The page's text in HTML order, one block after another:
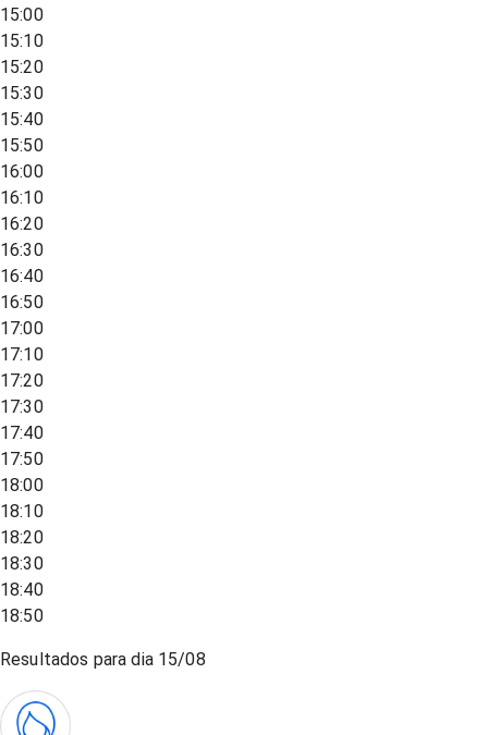
15:00
15:10
15:20
15:30
15:40
15:50
16:00
16:10
16:20
16:30
16:40
16:50
17:00
17:10
17:20
17:30
17:40
17:50
18:00
18:10
18:20
18:30
18:40
18:50
Resultados para dia 15/08